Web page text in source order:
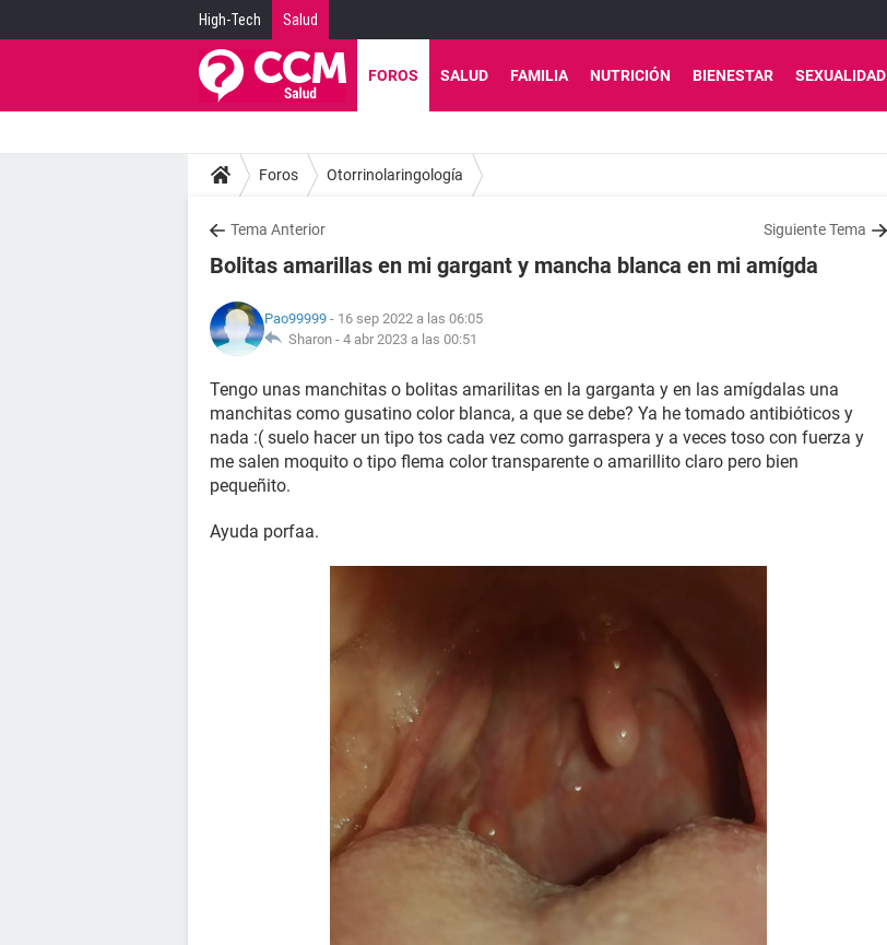
High-Tech Salud
FOROS SALUD FAMILIA NUTRICIÓN BIENESTAR SEXUALIDAD
Foros Otorrinolaringología
Tema Anterior Siguiente Tema
Bolitas amarillas en mi gargant y mancha blanca en mi amígda
Pao99999 - 16 sep 2022 a las 06:05
Sharon - 4 abr 2023 a las 00:51
Tengo unas manchitas o bolitas amarilitas en la garganta y en las amígdalas una
manchitas como gusatino color blanca, a que se debe? Ya he tomado antibióticos y
nada :( suelo hacer un tipo tos cada vez como garraspera y a veces toso con fuerza y
me salen moquito o tipo flema color transparente o amarillito claro pero bien
pequeñito.
Ayuda porfaa.